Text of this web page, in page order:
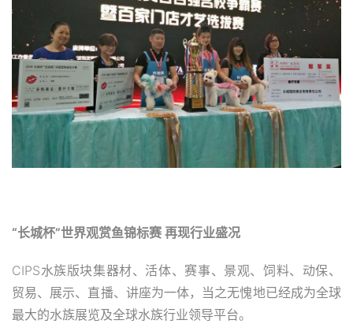
“长城杯”世界观赏鱼锦标赛 再现行业盛况
CIPS水族版块集器材、活体、赛事、景观、饲料、动保、
贸易、展示、直播、讲座为一体，当之无愧地已经成为全球
最大的水族展览及全球水族行业领导平台。